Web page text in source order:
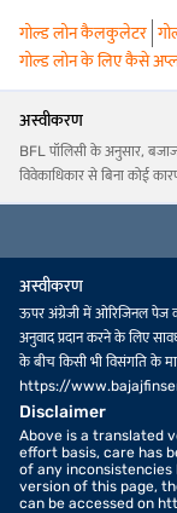
गोल्ड लोन कैलकुलेटर
गोल्ड लोन के लिए कैसे
अस्वीकरण
BFL पॉलिसी के अनुसार,
विवेकाधिकार से बिना कोई
अस्वीकरण
ऊपर अंग्रेजी में ओरिजिनल पेज
अनुवाद प्रदान करने के लिए
के बीच किसी भी विसंगति के
https://
Disclaimer
Above is a translated
effort basis, care has
of any inconsistencies
version of this page,
can be accessed on